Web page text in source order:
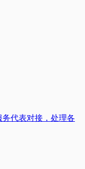
代表对接，处理各